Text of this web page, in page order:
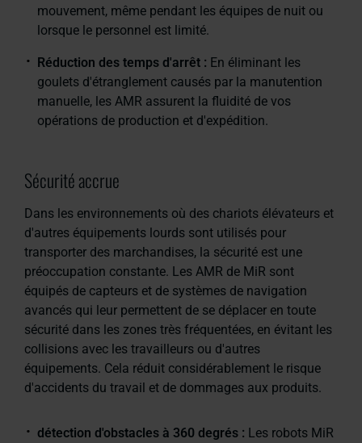
mouvement, même pendant les équipes de nuit ou
lorsque le personnel est limité.
Réduction des temps d'arrêt : En éliminant les
goulets d'étranglement causés par la manutention
manuelle, les AMR assurent la fluidité de vos
opérations de production et d'expédition.
Sécurité accrue
Dans les environnements où des chariots élévateurs et
d'autres équipements lourds sont utilisés pour
transporter des marchandises, la sécurité est une
préoccupation constante. Les AMR de MiR sont
équipés de capteurs et de systèmes de navigation
avancés qui leur permettent de se déplacer en toute
sécurité dans les zones très fréquentées, en évitant les
collisions avec les travailleurs ou d'autres
équipements. Cela réduit considérablement le risque
d'accidents du travail et de dommages aux produits.
détection d'obstacles à 360 degrés : Les robots MiR